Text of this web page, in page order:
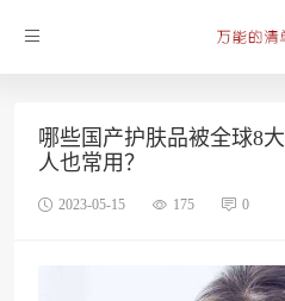
哪些国产护肤品被全球8
人也常用？
2023-05-15 175 0